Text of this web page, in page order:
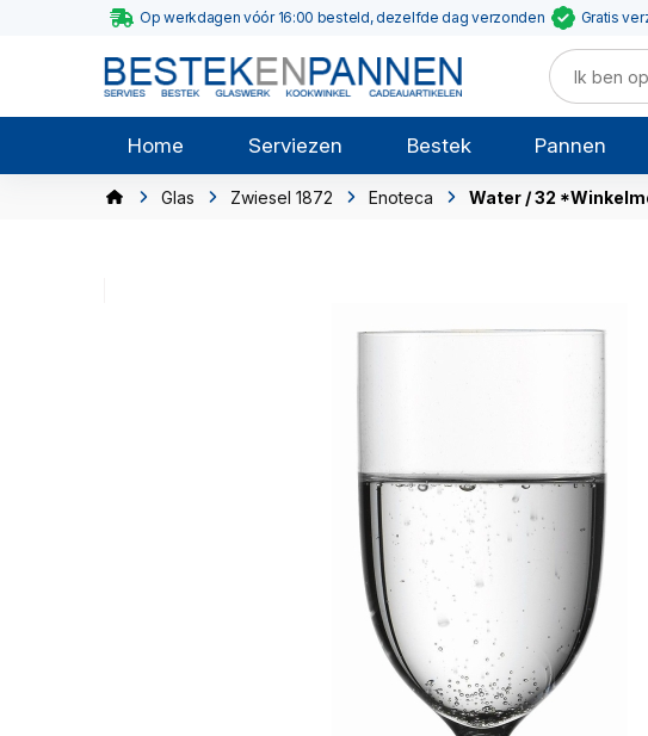
Op werkdagen vóór 16:00 besteld, dezelfde dag verzonden Gratis
Home Serviezen Bestek Pannen
Glas Zwiesel 1872 Enoteca Water / 32